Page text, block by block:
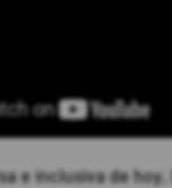
e inclusiva de hoy,